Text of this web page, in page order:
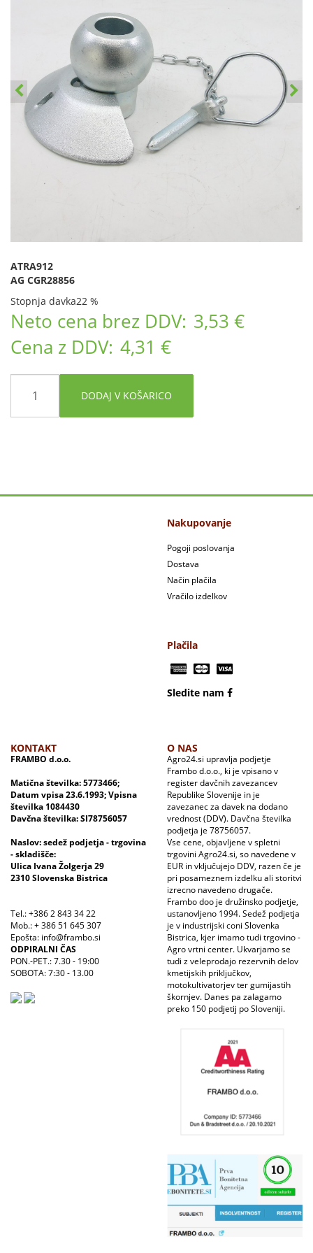
ATRA912
AG CGR28856
Stopnja davka22 %
Neto cena brez DDV: 3,53 €
Cena z DDV: 4,31 €
DODAJ V KOŠARICO
Nakupovanje
Pogoji poslovanja
Dostava
Način plačila
Vračilo izdelkov
Plačila
Sledite nam
KONTAKT
FRAMBO d.o.o.
Matična številka: 5773466;
Datum vpisa 23.6.1993; Vpisna
številka 1084430
Davčna številka: SI78756057
Naslov: sedež podjetja - trgovina
- skladišče:
Ulica Ivana Žolgerja 29
2310 Slovenska Bistrica
Tel.: +386 2 843 34 22
Mob.: + 386 51 645 307
Epošta: info@frambo.si
ODPIRALNI ČAS
PON.-PET.: 7.30 - 19:00
SOBOTA: 7:30 - 13.00
O NAS
Agro24.si upravlja podjetje
Frambo d.o.o., ki je vpisano v
register davčnih zavezancev
Republike Slovenije in je
zavezanec za davek na dodano
vrednost (DDV). Davčna številka
podjetja je 78756057.
Vse cene, objavljene v spletni
trgovini Agro24.si, so navedene v
EUR in vključujejo DDV, razen če je
pri posameznem izdelku ali storitvi
izrecno navedeno drugače.
Frambo doo je družinsko podjetje,
ustanovljeno 1994. Sedež podjetja
je v industrijski coni Slovenka
Bistrica, kjer imamo tudi trgovino -
Agro vrtni center. Ukvarjamo se
tudi z veleprodajo rezervnih delov
kmetijskih priključkov,
motokultivatorjev ter gumijastih
škornjev. Danes pa zalagamo
preko 150 podjetij po Sloveniji.